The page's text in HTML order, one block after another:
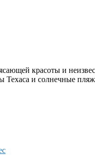
красоты и
Техаса и солнечные